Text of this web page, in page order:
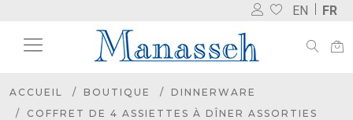
EN FR
ACCUEIL BOUTIQUE
DINNERWARE
COFFRET DE 4 ASSIETTES À DÎNER ASSORTIES